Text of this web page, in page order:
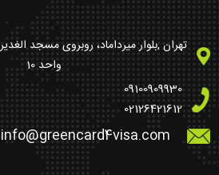
واحد 10
09100909930
02126421612
info@greencard4visa.com